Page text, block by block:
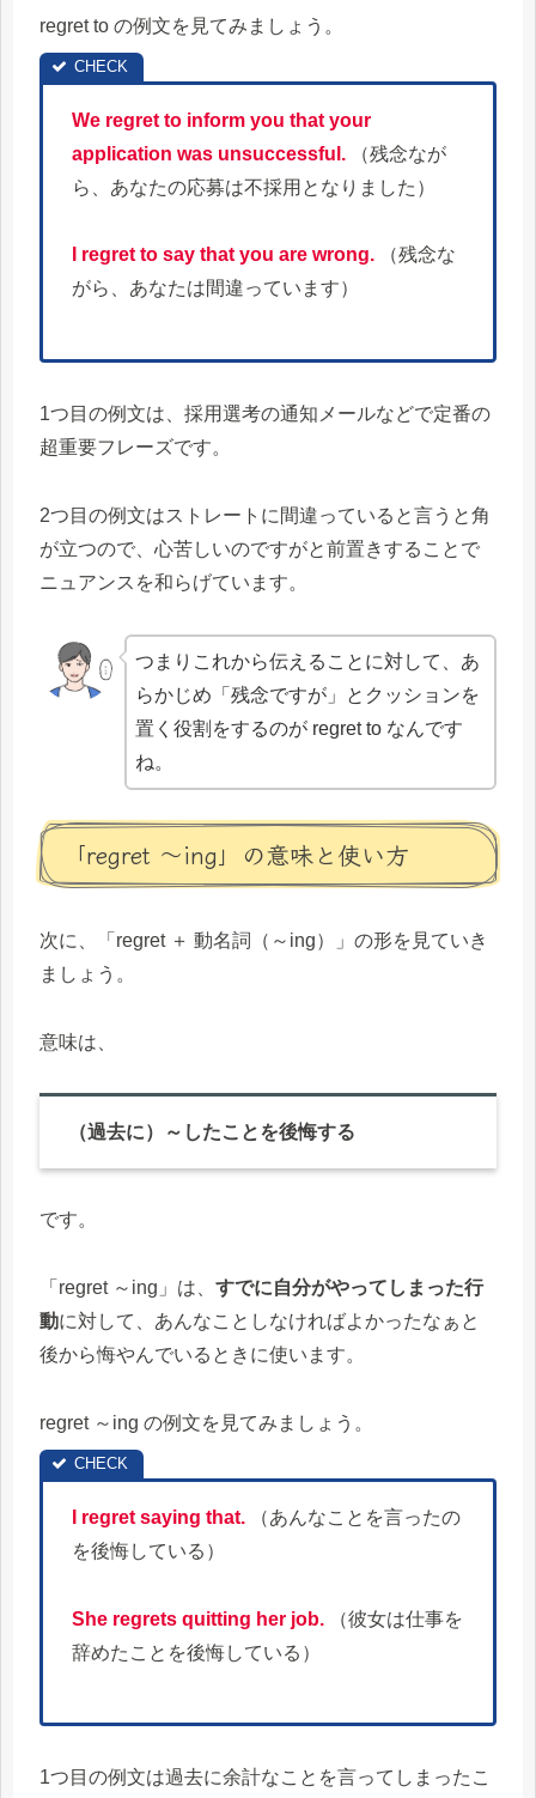
regret to の例文を見てみましょう。
We regret to inform you that your
application was unsuccessful.
（残念なが
ら、あなたの応募は不採用となりました）
I regret to say that you are wrong.
（残念な
がら、あなたは間違っています）
1つ目の例文は、採用選考の通知メールなどで定番の
超重要フレーズです。
2つ目の例文はストレートに間違っていると言うと角
が立つので、心苦しいのですがと前置きすることで
ニュアンスを和らげています。
つまりこれから伝えることに対して、あ
らかじめ「残念ですが」とクッションを
置く役割をするのが regret to なんです
ね。
「regret ～ing」の意味と使い方
次に、「regret ＋ 動名詞（～ing）」の形を見ていき
ましょう。
意味は、
（過去に）～したことを後悔する
です。
「regret ～ing」は、 すでに自分がやってしまった行
動に対して、あんなことしなければよかったなぁと
後から悔やんでいるときに使います。
regret ～ing の例文を見てみましょう。
I regret saying that.
（あんなことを言ったの
を後悔している）
She regrets quitting her job.
（彼女は仕事を
辞めたことを後悔している）
1つ目の例文は過去に余計なことを言ってしまったこ